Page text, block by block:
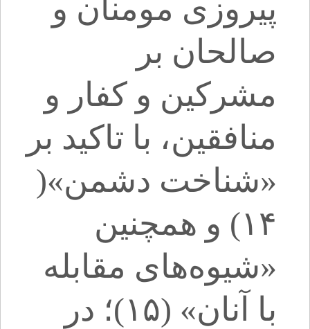
پیروزی مومنان و
صالحان بر
مشرکین و کفار و
منافقین، با تاکید بر
«شناخت دشمن»(
۱۴) و همچنین
«شیوه‌های مقابله
با آنان» (۱۵)؛ در